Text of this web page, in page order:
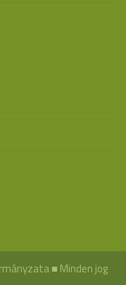
■ Minden jog